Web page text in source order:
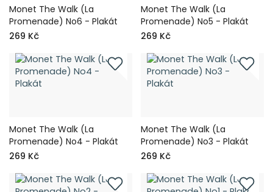
Monet The Walk (La
Promenade) No6 - Plakát
269 Kč
Monet The Walk (La
Promenade) No5 - Plakát
269 Kč
Monet The Walk (La
Promenade) No4 - Plakát
269 Kč
Monet The Walk (La
Promenade) No3 - Plakát
269 Kč